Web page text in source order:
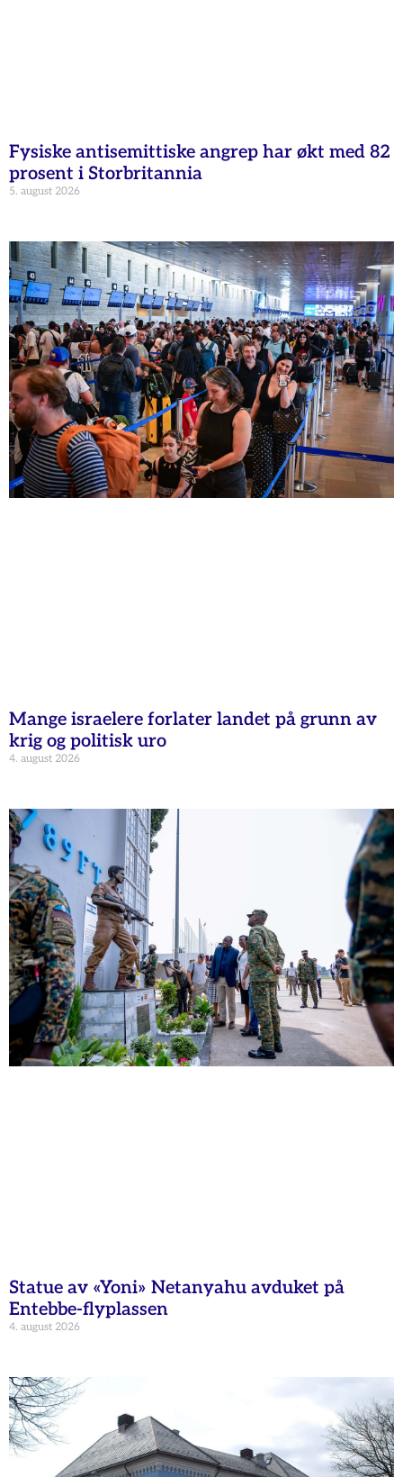
Fysiske antisemittiske angrep har økt med 82
prosent i Storbritannia
5. august 2026
Mange israelere forlater landet på grunn av
krig og politisk uro
4. august 2026
Statue av «Yoni» Netanyahu avduket på
Entebbe-flyplassen
4. august 2026